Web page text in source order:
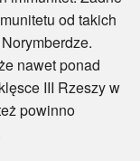
od takich
nawet ponad
III Rzeszy w
powinno